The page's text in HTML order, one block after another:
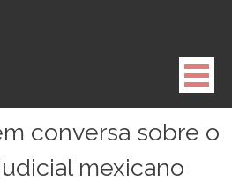
conversa sobre o
mexicano